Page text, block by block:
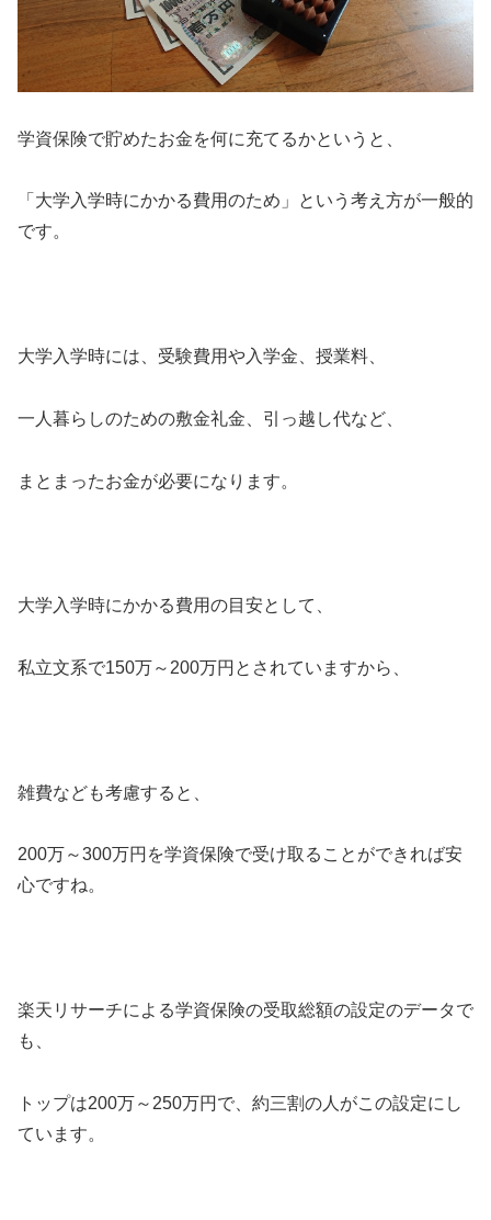
学資保険で貯めたお金を何に充てるかというと、
「大学入学時にかかる費用のため」という考え方が一般的
です。
大学入学時には、受験費用や入学金、授業料、
一人暮らしのための敷金礼金、引っ越し代など、
まとまったお金が必要になります。
大学入学時にかかる費用の目安として、
私立文系で150万～200万円とされていますから、
雑費なども考慮すると、
200万～300万円を学資保険で受け取ることができれば安
心ですね。
楽天リサーチによる学資保険の受取総額の設定のデータで
も、
トップは200万～250万円で、約三割の人がこの設定にし
ています。